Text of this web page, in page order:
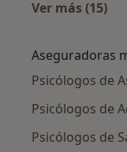
Ver más (15)
Aseguradoras
Psicólogos de
Psicólogos de
Psicólogos de